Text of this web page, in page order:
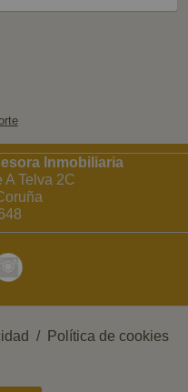
Inmobiliaria
A Telva 2C
/ Política de cookies